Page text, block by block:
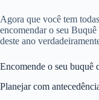
Agora que você tem
encomendar o seu
deste ano
Encomende o seu buquê
Planejar com